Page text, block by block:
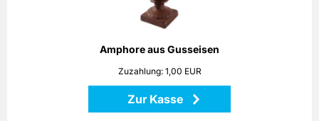
Amphore aus Gusseisen
Zuzahlung: 1,00 EUR
Zur Kasse
Amphore sowohl Pflanzen als auch Dekorationen stilvoll in
Material: Gusseisen